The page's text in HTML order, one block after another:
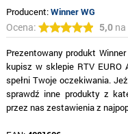
Producent:Winner WG
Ocena: 5,0na
Prezentowany produkt
kupisz w sklepie RTV EURO
spełni Twoje oczekiwania.
sprawdź inne produkty z
przez nas zestawienia z